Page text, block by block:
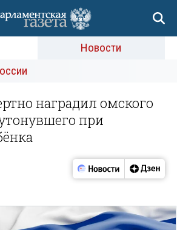
Новости
наградил омского
при